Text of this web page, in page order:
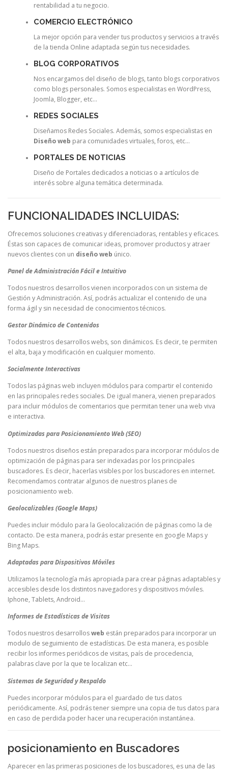
rentabilidad a tu negocio.
COMERCIO ELECTRÓNICO
La mejor opción para vender tus productos y servicios a través
de la tienda Online adaptada según tus necesidades.
BLOG CORPORATIVOS
Nos encargamos del diseño de blogs, tanto blogs corporativos
como blogs personales. Somos especialistas en WordPress,
Joomla, Blogger, etc…
REDES SOCIALES
Diseñamos Redes Sociales. Además, somos especialistas en
Diseño web para comunidades virtuales, foros, etc…
PORTALES DE NOTICIAS
Diseño de Portales dedicados a noticias o a artículos de
interés sobre alguna temática determinada.
FUNCIONALIDADES INCLUIDAS:
Ofrecemos soluciones creativas y diferenciadoras, rentables y eficaces.
Éstas son capaces de comunicar ideas, promover productos y atraer
nuevos clientes con un diseño web único.
Panel de Administración Fácil e Intuitivo
Todos nuestros desarrollos vienen incorporados con un sistema de
Gestión y Administración. Así, podrás actualizar el contenido de una
forma ágil y sin necesidad de conocimientos técnicos.
Gestor Dinámico de Contenidos
Todos nuestros desarrollos webs, son dinámicos. Es decir, te permiten
el alta, baja y modificación en cualquier momento.
Socialmente Interactivas
Todos las páginas web incluyen módulos para compartir el contenido
en las principales redes sociales. De igual manera, vienen preparados
para incluir módulos de comentarios que permitan tener una web viva
e interactiva.
Optimizadas para Posicionamiento Web (SEO)
Todos nuestros diseños están preparados para incorporar módulos de
optimización de páginas para ser indexadas por los principales
buscadores. Es decir, hacerlas visibles por los buscadores en internet.
Recomendamos contratar algunos de nuestros planes de
posicionamiento web.
Geolocalizables (Google Maps)
Puedes incluir módulo para la Geolocalización de páginas como la de
contacto. De esta manera, podrás estar presente en google Maps y
Bing Maps.
Adaptadas para Dispositivos Móviles
Utilizamos la tecnología más apropiada para crear páginas adaptables y
accesibles desde los distintos navegadores y dispositivos móviles.
Iphone, Tablets, Android…
Informes de Estadísticas de Visitas
Todos nuestros desarrollosweb están preparados para incorporar un
modulo de seguimiento de estadísticas. De esta manera, es posible
recibir los informes periódicos de visitas, país de procedencia,
palabras clave por la que te localizan etc…
Sistemas de Seguridad y Respaldo
Puedes incorporar módulos para el guardado de tus datos
periódicamente. Así, podrás tener siempre una copia de tus datos para
en caso de perdida poder hacer una recuperación instantánea.
posicionamiento en Buscadores
Aparecer en las primeras posiciones de los buscadores, es una de las